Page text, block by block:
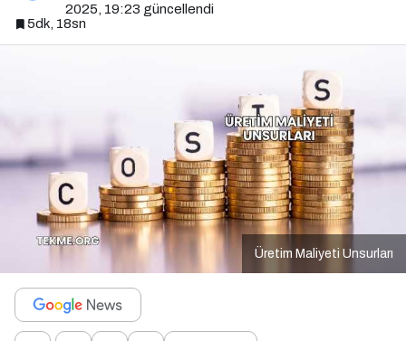
2025, 19:23 güncellendi
5dk, 18sn
Üretim Maliyeti Unsurları